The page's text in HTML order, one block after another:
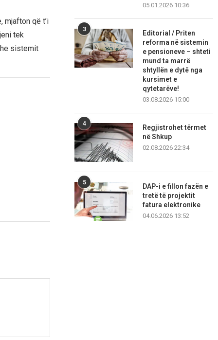
mjafton që t’i
tek
sistemit
05.01.2026 10:36
3
Editorial / Priten
reforma në sistemin
e pensioneve – shteti
mund ta marrë
shtyllën e dytë nga
kursimet e
qytetarëve!
03.08.2026 15:00
4
Regjistrohet tërmet
në Shkup
02.08.2026 22:34
5
DAP-i e fillon fazën e
tretë të projektit
fatura elektronike
04.06.2026 13:52